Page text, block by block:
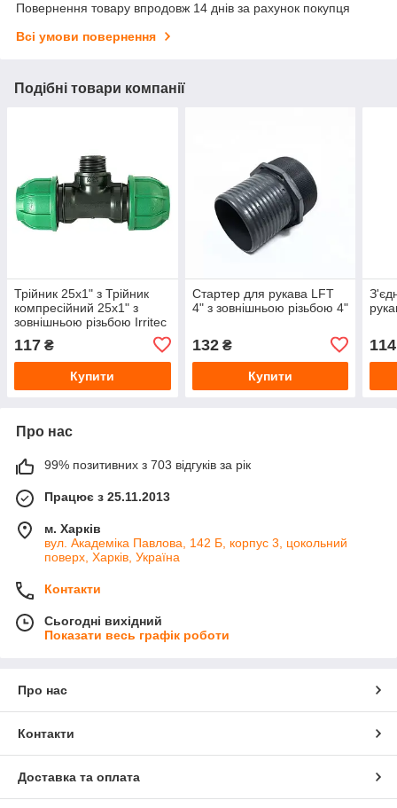
Повернення товару впродовж 14 днів за рахунок покупця
Всі умови повернення
Подібні товари компанії
Трійник 25х1" з Трійник
компресійний 25х1" з
зовнішньою різьбою Irritec
трубрізьбою Irritec
117 ₴
Купити
Стартер для рукава LFT
4" з зовнішньою різьбою 4"
132₴
Купити
114
Про нас
99% позитивних з 703 відгуків за рік
Працює з 25.11.2013
м. Харків
вул. Академіка Павлова, 142 Б, корпус 3, цокольний
поверх, Харків, Україна
Контакти
Сьогодні вихідний
Показати весь графік роботи
Про нас
Контакти
Доставка та оплата